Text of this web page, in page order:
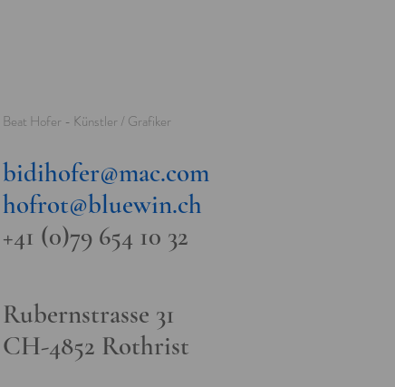
Beat Hofer - Künstler / Grafiker
bidihofer@mac.com
hofrot@bluewin.ch
+41 (0)79 654 10 32
Rubernstrasse 31
CH-4852 Rothrist